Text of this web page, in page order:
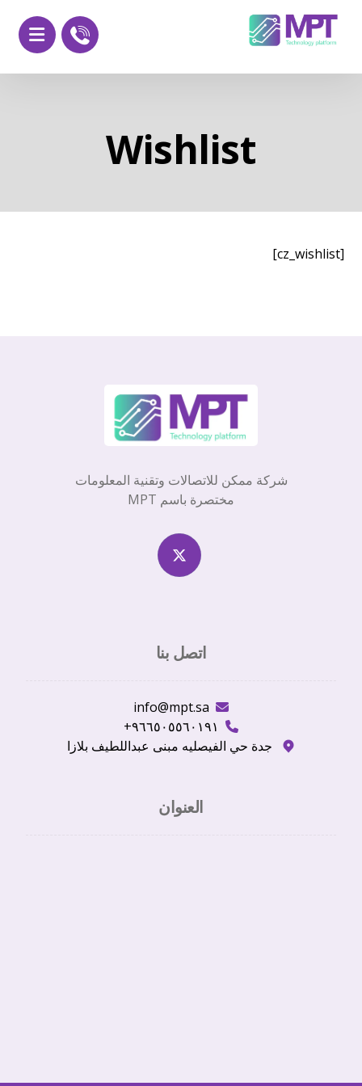
Wishlist
[cz_wishlist]
شركة ممكن للاتصالات وتقنية المعلومات
مختصرة باسم MPT
اتصل بنا
info@mpt.sa
٩٦٦٥٠٥٥٦٠١٩١+
جدة حي الفيصليه مبنى عبداللطيف بلازا
العنوان